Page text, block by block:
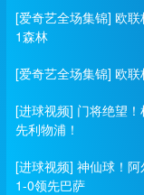
[爱奇艺全场集锦] 欧
1森林
[爱奇艺全场集锦] 欧
[进球视频] 门将绝望
先利物浦！
[进球视频] 神仙球！
1-0领先巴萨